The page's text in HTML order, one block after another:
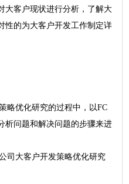
大客户现状进行分析，了解大
性的为大客户开发工作制定详
略优化研究的过程中，以FC
析问题和解决问题的步骤来进
司大客户开发策略优化研究